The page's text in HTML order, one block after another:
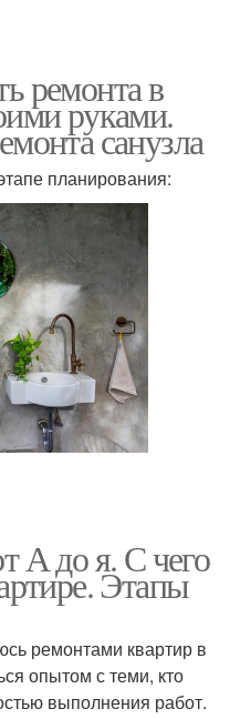
ремонта в
руками.
санузла
планирования:
А до я. С чего
Этапы
ремонтами квартир в
опытом с теми, кто
выполнения работ.